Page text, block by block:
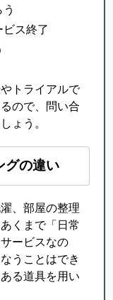
ス終了
トライアルで
ので、問い合
ょう。
グの違い
、部屋の整理
くまで「日常
ービスなの
うことはでき
る道具を用い